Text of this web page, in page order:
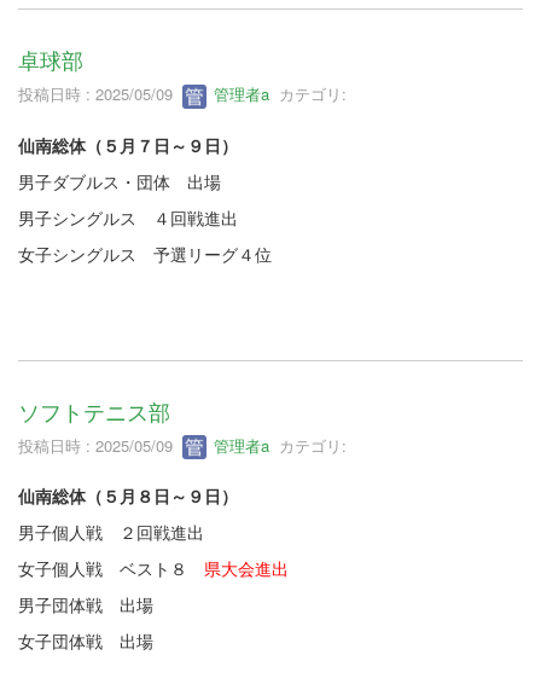
卓球部
投稿日時 : 2025/05/09 管理者a カテゴリ:
仙南総体（５月７日～９日）
男子ダブルス・団体 出場
男子シングルス ４回戦進出
女子シングルス 予選リーグ４位
ソフトテニス部
投稿日時 : 2025/05/09 管理者a カテゴリ:
仙南総体（５月８日～９日）
男子個人戦 ２回戦進出
女子個人戦 ベスト８ 県大会進出
男子団体戦 出場
女子団体戦 出場